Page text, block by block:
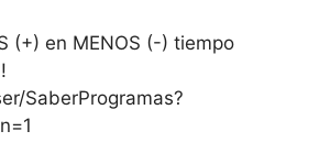
(+) en MENOS (-) tiempo
SaberProgramas?